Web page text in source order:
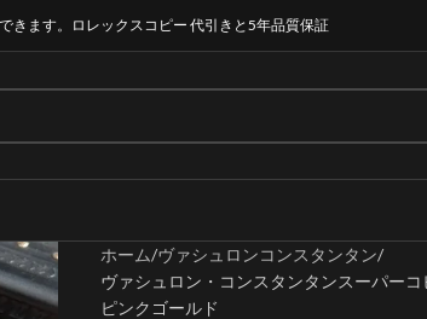
きます。ロレックスコピー 代引きと5年品質保証
ホーム ヴァシュロンコンスタンタン
ヴァシュロン・コンスタンタンスーパー
ピンクゴールド